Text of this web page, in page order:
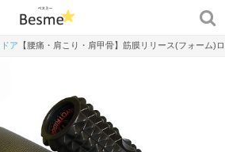
ア 【腰痛・肩こり・肩甲骨】筋膜リリース(フォーム)